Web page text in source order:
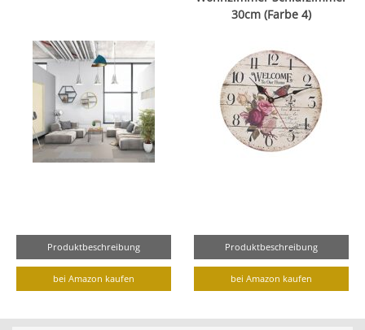
Produktbeschreibung
bei Amazon kaufen
30cm (Farbe 4)
Produktbeschreibung
bei Amazon kaufen